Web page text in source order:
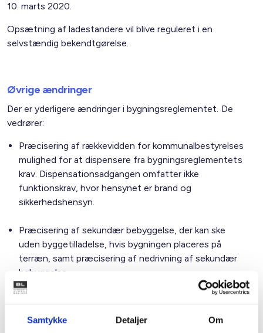
Samtykke Detaljer Om
10. marts 2020.
Opsætning af ladestandere vil blive reguleret i en
selvstændig bekendtgørelse.
Øvrige ændringer
Der er yderligere ændringer i bygningsreglementet. De
vedrører:
Præcisering af rækkevidden for kommunalbestyrelses
mulighed for at dispensere fra bygningsreglementets
krav. Dispensationsadgangen omfatter ikke
funktionskrav, hvor hensynet er brand og
sikkerhedshensyn.
Præcisering af sekundær bebyggelse, der kan ske
uden byggetilladelse, hvis bygningen placeres på
terræn, samt præcisering af nedrivning af sekundær
bebyggelse.
bevaringsværdige, undtages fra energikrav, når
anvendelsen ændres.